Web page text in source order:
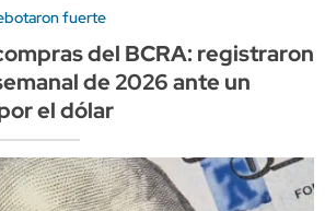
fuerte
del BCRA: registraron
de 2026 ante un
el dólar